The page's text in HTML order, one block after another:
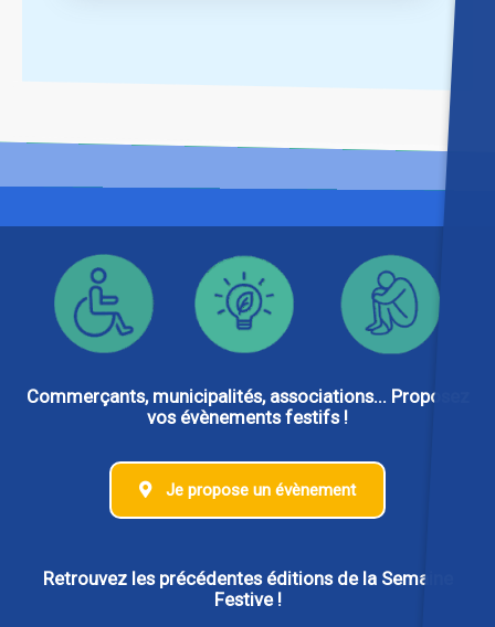
Commerçants, municipalités, associations... Proposez
vos évènements festifs !
Je propose un évènement
Retrouvez les précédentes éditions de la Semaine
Festive !